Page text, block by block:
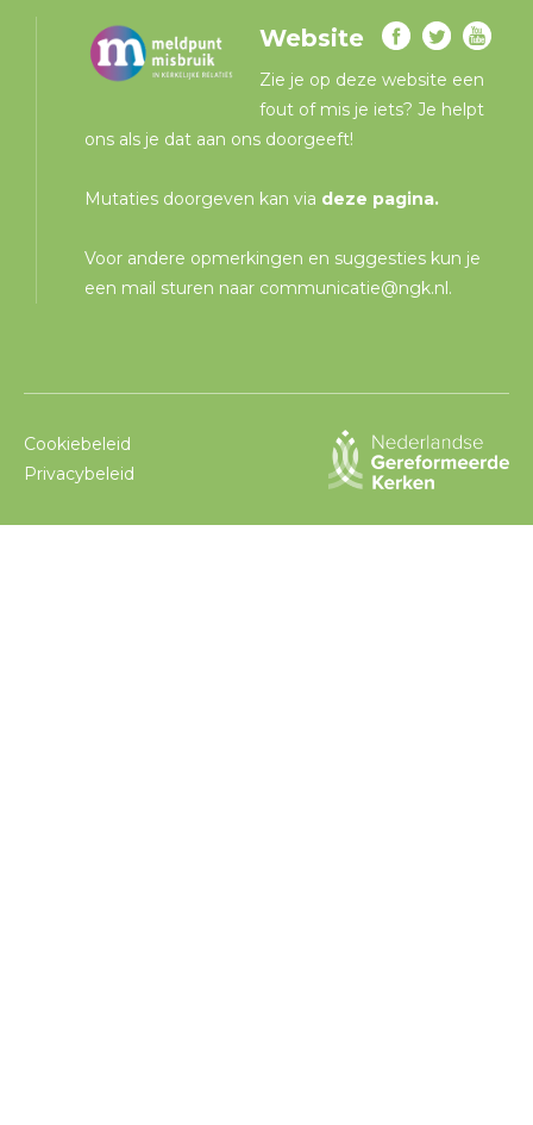
Website
Zie je op deze website een
fout of mis je iets? Je helpt
ons als je dat aan ons doorgeeft!
Mutaties doorgeven kan via deze pagina.
Voor andere opmerkingen en suggesties kun je
een mail sturen naar communicatie@ngk.nl.
Cookiebeleid
Privacybeleid